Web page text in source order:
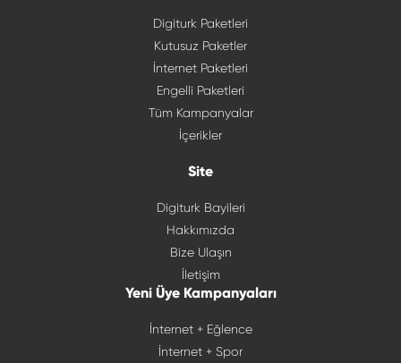
Digiturk Paketleri
Kutusuz Paketler
İnternet Paketleri
Engelli Paketleri
Tüm Kampanyalar
İçerikler
Site
Digiturk Bayileri
Hakkımızda
Bize Ulaşın
İletişim
Yeni Üye Kampanyaları
İnternet + Eğlence
İnternet + Spor